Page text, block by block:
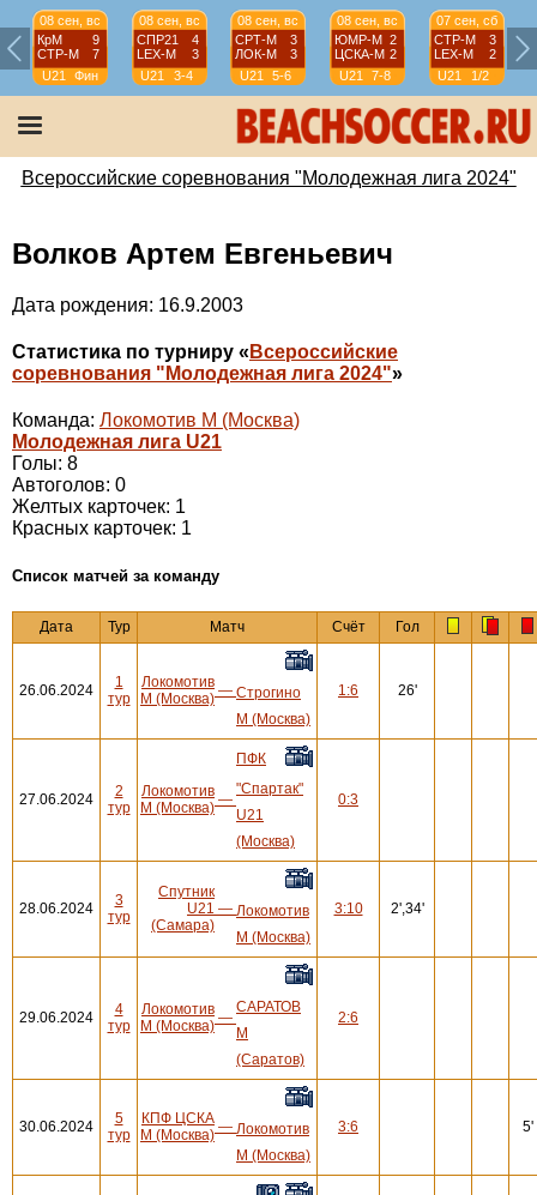
08 сен, вс
КрМ
9
СТР-М
7
U21
Фин
08 сен, вс
СПР21
4
LEX-М
3
U21
3-4
08 сен, вс
СРТ-М
3
ЛОК-М
3
U21
5-6
08 сен, вс
ЮМР-М 2
ЦСКА-М 2
U21
7-8
07 сен, сб
СТР-М
3
LEX-М
2
U21
1/2
Всероссийские соревнования "Молодежная лига 2024"
Волков Артем Евгеньевич
Дата рождения: 16.9.2003
Статистика по турниру « Всероссийские
соревнования "Молодежная лига 2024"»
Команда: Локомотив М (Москва)
Молодежная лига U21
Голы: 8
Автоголов: 0
Желтых карточек: 1
Красных карточек: 1
Cписок матчей за команду
Дата Тур Матч Счёт Гол
26.06.2024
1
тур
Локомотив
М (Москва) — Строгино
М (Москва)
1:6 26'
27.06.2024
2
тур
Локомотив
М (Москва) —
ПФК
"Спартак"
U21
(Москва)
0:3
28.06.2024
3
тур
Спутник
U21
(Самара)
— Локомотив
М (Москва)
3:10 2',34'
29.06.2024
4
тур
Локомотив
М (Москва) —
САРАТОВ
М
(Саратов)
2:6
30.06.2024
5
тур
КПФ ЦСКА
М (Москва) — Локомотив
М (Москва)
3:6 5'